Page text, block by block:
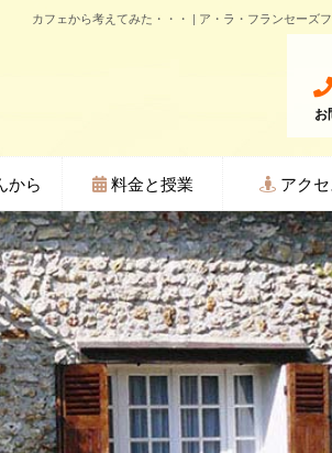
カフェから考えてみた・・・ | ア・ラ・フランセー
お
から 料金と授業 アク